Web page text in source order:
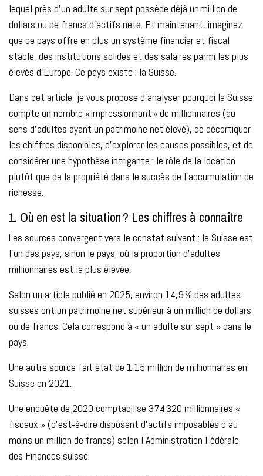
lequel près d’un adulte sur sept possède déjà un million de
dollars ou de francs d’actifs nets. Et maintenant, imaginez
que ce pays offre en plus un système financier et fiscal
stable, des institutions solides et des salaires parmi les plus
élevés d’Europe. Ce pays existe : la Suisse.
Dans cet article, je vous propose d’analyser pourquoi la Suisse
compte un nombre « impressionnant » de millionnaires (au
sens d’adultes ayant un patrimoine net élevé), de décortiquer
les chiffres disponibles, d’explorer les causes possibles, et de
considérer une hypothèse intrigante : le rôle de la location
plutôt que de la propriété dans le succès de l’accumulation de
richesse.
1. Où en est la situation ? Les chiffres à connaître
Les sources convergent vers le constat suivant : la Suisse est
l’un des pays, sinon le pays, où la proportion d’adultes
millionnaires est la plus élevée.
Selon un article publié en 2025, environ 14,9 % des adultes
suisses ont un patrimoine net supérieur à un million de dollars
ou de francs. Cela correspond à « un adulte sur sept » dans le
pays.
Une autre source fait état de 1,15 million de millionnaires en
Suisse en 2021.
Une enquête de 2020 comptabilise 374 320 millionnaires «
fiscaux » (c’est‑à‑dire disposant d’actifs imposables d’au
moins un million de francs) selon l'Administration Fédérale
des Finances suisse.